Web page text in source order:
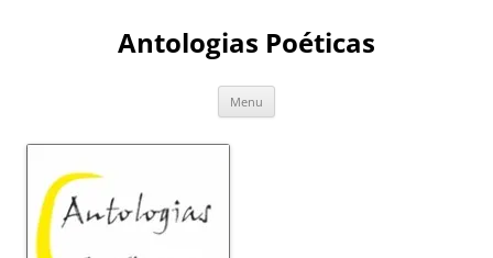
Antologias Poéticas
Menu